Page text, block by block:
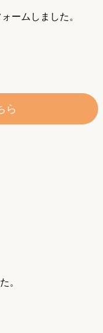
ームしました。
ら